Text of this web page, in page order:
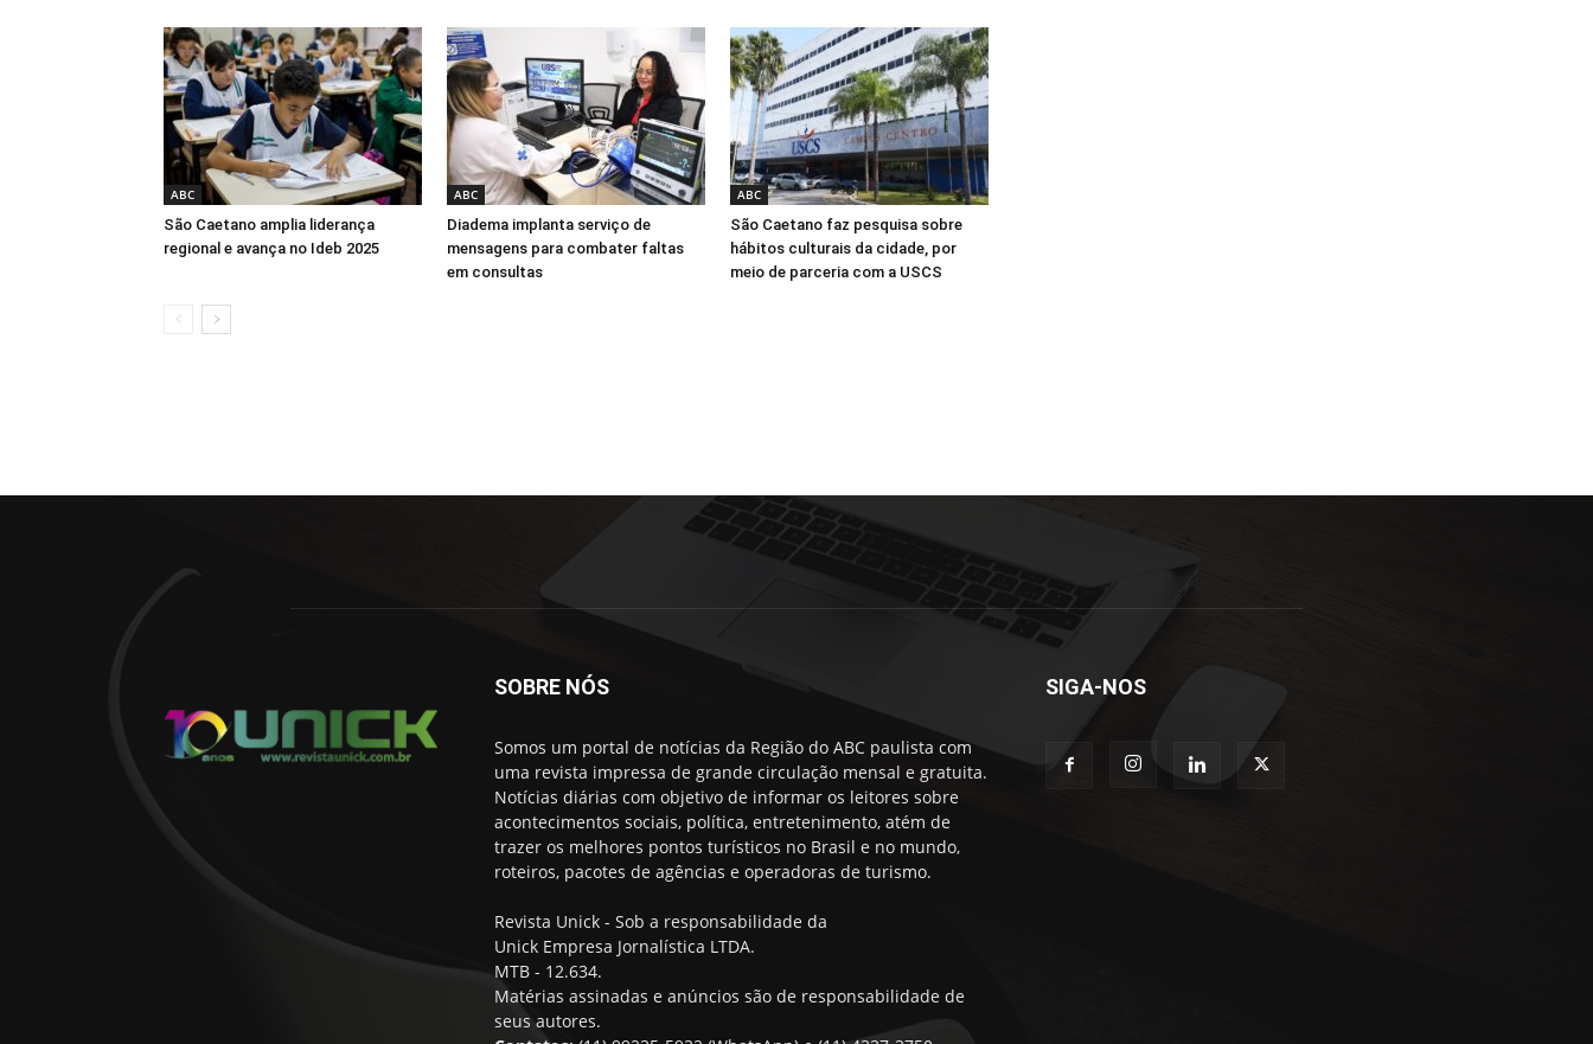
ABC
São Caetano amplia liderança
regional e avança no Ideb 2025
ABC
Diadema implanta serviço de
mensagens para combater faltas
em consultas
ABC
São Caetano faz pesquisa sobre
hábitos culturais da cidade, por
meio de parceria com a USCS
SOBRE NÓS
Somos um portal de notícias da Região do ABC paulista com
uma revista impressa de grande circulação mensal e gratuita.
Notícias diárias com objetivo de informar os leitores sobre
acontecimentos sociais, política, entretenimento, atém de
trazer os melhores pontos turísticos no Brasil e no mundo,
roteiros, pacotes de agências e operadoras de turismo.
Revista Unick - Sob a responsabilidade da
Unick Empresa Jornalística LTDA.
MTB - 12.634.
Matérias assinadas e anúncios são de responsabilidade de
seus autores.
SIGA-NOS